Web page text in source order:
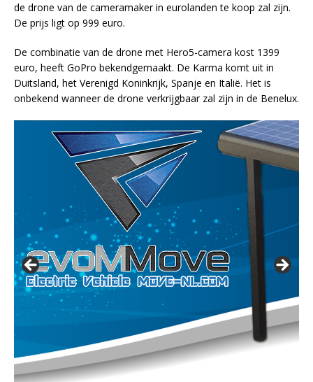
de drone van de cameramaker in eurolanden te koop zal zijn.
De prijs ligt op 999 euro.
De combinatie van de drone met Hero5-camera kost 1399
euro, heeft GoPro bekendgemaakt. De Karma komt uit in
Duitsland, het Verenigd Koninkrijk, Spanje en Italië. Het is
onbekend wanneer de drone verkrijgbaar zal zijn in de Benelux.